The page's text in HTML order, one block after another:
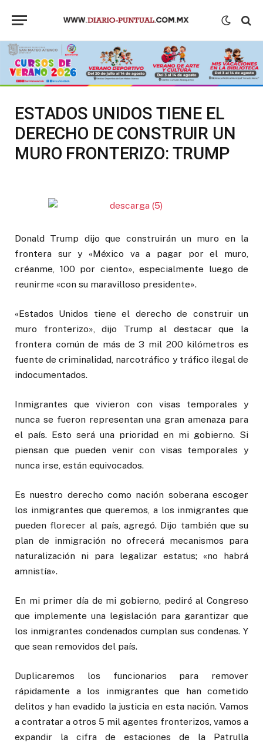
ESTADOS UNIDOS TIENE EL
DERECHO DE CONSTRUIR UN
MURO FRONTERIZO: TRUMP
Donald Trump dijo que construirán un muro en la
frontera sur y «México va a pagar por el muro,
créanme, 100 por ciento», especialmente luego de
reunirme «con su maravilloso presidente».
«Estados Unidos tiene el derecho de construir un
muro fronterizo», dijo Trump al destacar que la
frontera común de más de 3 mil 200 kilómetros es
fuente de criminalidad, narcotráfico y tráfico ilegal de
indocumentados.
Inmigrantes que vivieron con visas temporales y
nunca se fueron representan una gran amenaza para
el país. Esto será una prioridad en mi gobierno. Si
piensan que pueden venir con visas temporales y
nunca irse, están equivocados.
Es nuestro derecho como nación soberana escoger
los inmigrantes que queremos, a los inmigrantes que
pueden florecer al país, agregó. Dijo también que su
plan de inmigración no ofrecerá mecanismos para
naturalización ni para legalizar estatus; «no habrá
amnistía».
En mi primer día de mi gobierno, pediré al Congreso
que implemente una legislación para garantizar que
los inmigrantes condenados cumplan sus condenas. Y
que sean removidos del país.
Duplicaremos los funcionarios para remover
rápidamente a los inmigrantes que han cometido
delitos y han evadido la justicia en esta nación. Vamos
a contratar a otros 5 mil agentes fronterizos, vamos a
expandir la cifra de estaciones de la Patrulla